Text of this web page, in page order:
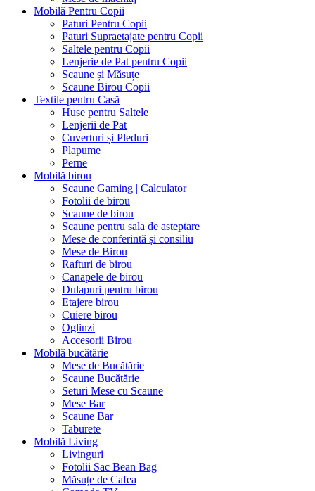
Mobilă Pentru Copii
Paturi Pentru Copii
Paturi Supraetajate pentru Copii
Saltele pentru Copii
Lenjerie de Pat pentru Copii
Scaune și Măsuțe
Scaune Birou Copii
Textile pentru Casă
Huse pentru Saltele
Lenjerii de Pat
Cuverturi și Pleduri
Plapume
Perne
Mobilă birou
Scaune Gaming | Calculator
Fotolii de birou
Scaune de birou
Scaune pentru sala de asteptare
Mese de conferintă și consiliu
Mese de Birou
Rafturi de birou
Canapele de birou
Dulapuri pentru birou
Etajere birou
Cuiere birou
Oglinzi
Accesorii Birou
Mobilă bucătărie
Mese de Bucătărie
Scaune Bucătărie
Seturi Mese cu Scaune
Mese Bar
Scaune Bar
Taburete
Mobilă Living
Livinguri
Fotolii Sac Bean Bag
Măsuțe de Cafea